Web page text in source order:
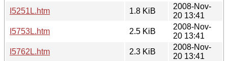
I5251L.htm
1.8 KiB
2008-Nov-
20 13:41
I5753L.htm
2.5 KiB
2008-Nov-
20 13:41
I5762L.htm
2.3 KiB
2008-Nov-
20 13:41